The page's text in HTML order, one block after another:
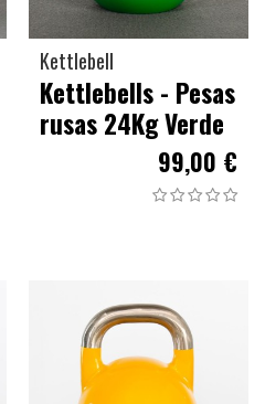
Kettlebell
Kettlebells - Pesas
rusas 24Kg Verde
99,00 €